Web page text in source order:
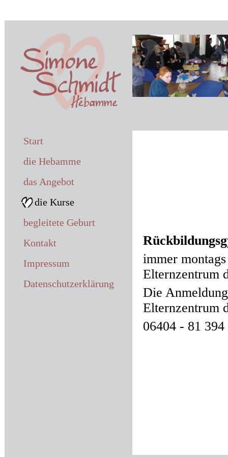
Start
die Hebamme
das Angebot
die Kurse
begleitete Geburt
Kontakt
Impressum
Datenschutzerklärung
immer
Elternzentrum
Die
Elternzentrum
06404 - 81 394